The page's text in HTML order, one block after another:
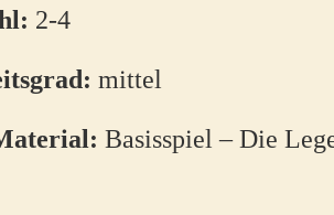
2-4
mittel
Basisspiel – Die